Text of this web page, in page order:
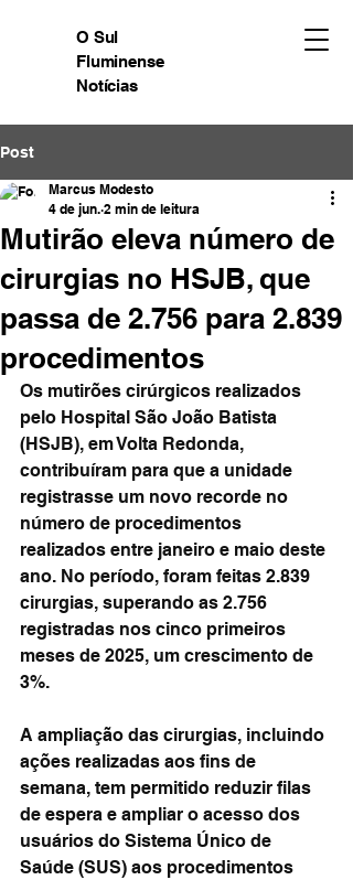
O Sul
Fluminense
Notícias
Post
Mutirão eleva número de
cirurgias no HSJB, que
passa de 2.756 para 2.839
procedimentos
Marcus Modesto
4 de jun. 2 min de leitura
Os mutirões cirúrgicos realizados
pelo Hospital São João Batista
(HSJB), em Volta Redonda,
contribuíram para que a unidade
registrasse um novo recorde no
número de procedimentos
realizados entre janeiro e maio deste
ano. No período, foram feitas 2.839
cirurgias, superando as 2.756
registradas nos cinco primeiros
meses de 2025, um crescimento de
3%.
A ampliação das cirurgias, incluindo
ações realizadas aos fins de
semana, tem permitido reduzir filas
de espera e ampliar o acesso dos
usuários do Sistema Único de
Saúde (SUS) aos procedimentos